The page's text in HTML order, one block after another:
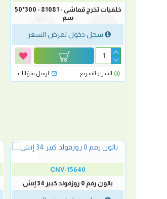
خلفيات تخرج قماشي - 81081 - 300*50
سم
سجل دخول لعرض السعر
الشراء السريع ارسل سؤالك
CNV-15640
بالون رقم 0 روزقولد كبير 34 إنش